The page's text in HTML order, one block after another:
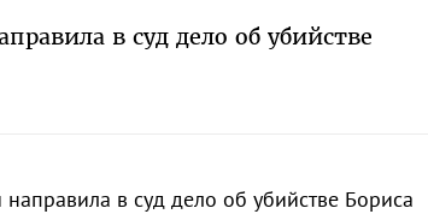
в суд дело об убийстве
в суд дело об убийстве Бориса